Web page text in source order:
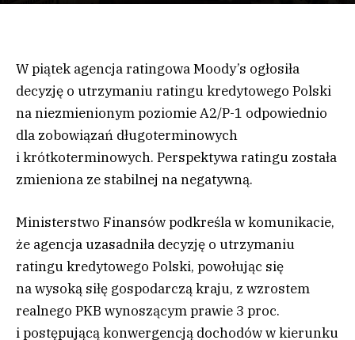
W piątek agencja ratingowa Moody’s ogłosiła
decyzję o utrzymaniu ratingu kredytowego Polski
na niezmienionym poziomie A2/P-1 odpowiednio
dla zobowiązań długoterminowych
i krótkoterminowych. Perspektywa ratingu została
zmieniona ze stabilnej na negatywną.
Ministerstwo Finansów podkreśla w komunikacie,
że agencja uzasadniła decyzję o utrzymaniu
ratingu kredytowego Polski, powołując się
na wysoką siłę gospodarczą kraju, z wzrostem
realnego PKB wynoszącym prawie 3 proc.
i postępującą konwergencją dochodów w kierunku